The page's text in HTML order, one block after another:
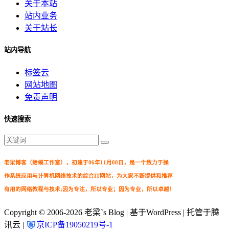
关于本站
站内业务
关于站长
站内导航
标签云
网站地图
免责声明
快速搜索
老梁博客（蛤蟆工作室），初建于06年11月08日，是一个致力于操
作系统应用与计算机网络技术的综合IT网站，为大家不断提供和推荐
有用的网络教程与技术;因为专注，所以专业；因为专业，所以卓越！
Copyright © 2006-2026 老梁`s Blog | 基于WordPress | 托管于腾
讯云 |
京ICP备19050219号-1